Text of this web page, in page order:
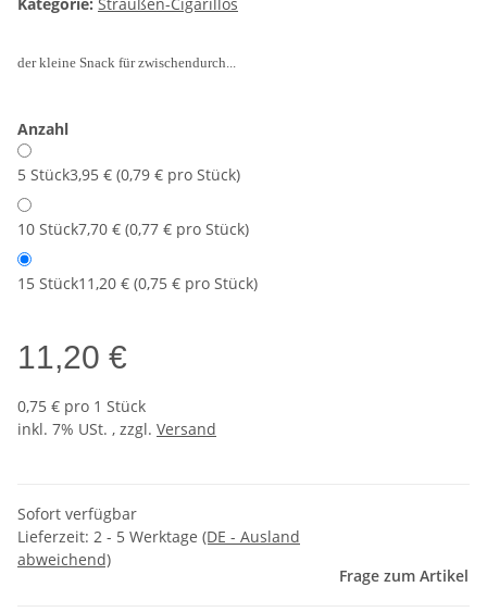
der kleine Snack für zwischendurch...
Anzahl
5 Stück3,95 € (0,79 € pro Stück)
10 Stück7,70 € (0,77 € pro Stück)
15 Stück11,20 € (0,75 € pro Stück)
11,20 €
0,75 € pro 1 Stück
inkl. 7% USt. , zzgl. Versand
Sofort verfügbar
Lieferzeit: 2 - 5 Werktage (DE - Ausland
abweichend)
Frage zum Artikel